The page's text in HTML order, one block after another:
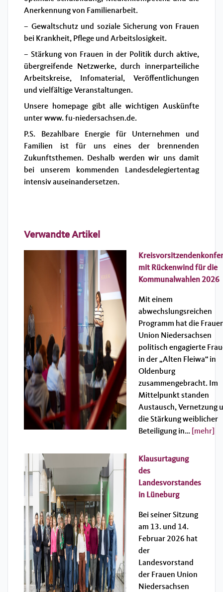
Anerkennung von Familienarbeit.
– Gewaltschutz und soziale Sicherung von Frauen
bei Krankheit, Pflege und Arbeitslosigkeit.
– Stärkung von Frauen in der Politik durch aktive,
übergreifende Netzwerke, durch innerparteiliche
Arbeitskreise, Infomaterial, Veröffentlichungen
und vielfältige Veranstaltungen.
Unsere homepage gibt alle wichtigen Auskünfte
unter www. fu-niedersachsen.de.
P.S. Bezahlbare Energie für Unternehmen und
Familien ist für uns eines der brennenden
Zukunftsthemen. Deshalb werden wir uns damit
bei unserem kommenden Landesdelegiertentag
intensiv auseinandersetzen.
Verwandte Artikel
mit Rückenwind für die
Kommunalwahlen 2026
Mit einem
abwechslungsreichen
Programm hat die
Union Niedersachsen
politisch engagierte
in der „Alten Fleiwa“ in
Oldenburg
zusammengebracht. Im
Mittelpunkt standen
Austausch, Vernetzung
die Stärkung weiblicher
Beteiligung in… [mehr]
Klausurtagung
des
Landesvorstandes
in Lüneburg
Bei seiner Sitzung
am 13. und 14.
Februar 2026 hat
der
Landesvorstand
der Frauen Union
Niedersachsen